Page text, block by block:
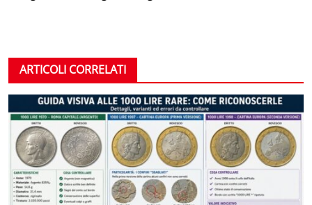
ARTICOLI CORRELATI